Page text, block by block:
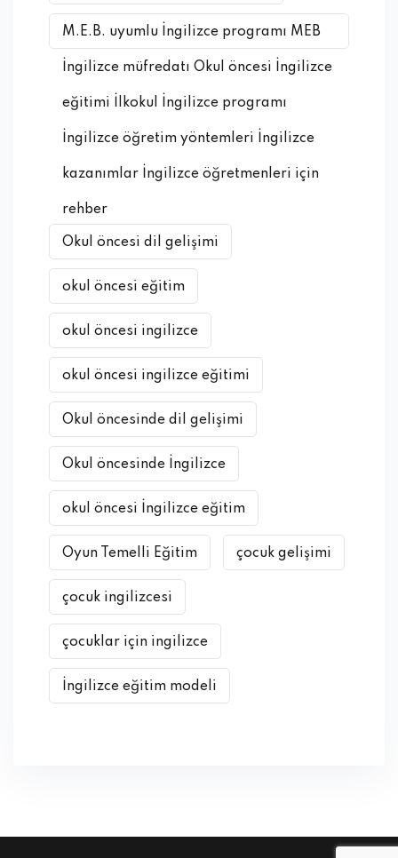
M.E.B. uyumlu İngilizce programı MEB
İngilizce müfredatı Okul öncesi İngilizce
eğitimi İlkokul İngilizce programı
İngilizce öğretim yöntemleri İngilizce
kazanımlar İngilizce öğretmenleri için
rehber
Okul öncesi dil gelişimi
okul öncesi eğitim
okul öncesi ingilizce
okul öncesi ingilizce eğitimi
Okul öncesinde dil gelişimi
Okul öncesinde İngilizce
okul öncesi İngilizce eğitim
Oyun Temelli Eğitim çocuk gelişimi
çocuk ingilizcesi
çocuklar için ingilizce
İngilizce eğitim modeli